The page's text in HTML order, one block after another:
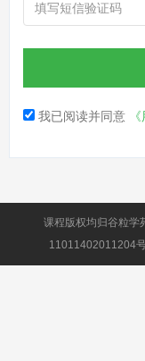
我已阅读并同意
课程版权均归谷粒学
11011402011204